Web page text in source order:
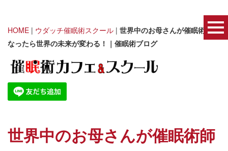
HOME | ウダッチ催眠術スクール | 世界中のお母さんが催眠術師に
なったら世界の未来が変わる！｜催眠術ブログ
世界中のお母さんが催眠術師